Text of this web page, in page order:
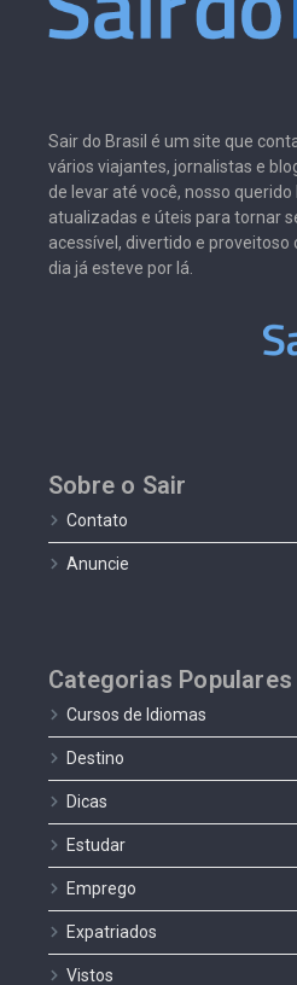
Sair do Brasil é um site que
vários viajantes, jornalistas e
de levar até você, nosso
atualizadas e úteis para tornar
acessível, divertido e proveitoso
dia já esteve por lá.
Sobre o Sair
Contato
Anuncie
Categorias Populares
Cursos de Idiomas
Destino
Dicas
Estudar
Emprego
Expatriados
Vistos